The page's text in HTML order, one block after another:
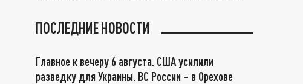
ПОСЛЕДНИЕ НОВОСТИ
Главное к вечеру 6 августа. США усилили
разведку для Украины. ВС России – в Орехове